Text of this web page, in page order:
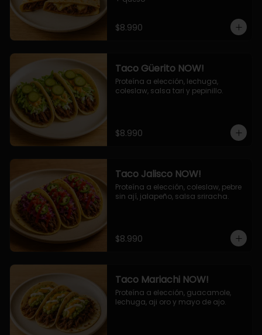
$8.990
Taco Güerito NOW!
Proteína a elección, lechuga,
coleslaw, salsa tari y pepinillo.
$8.990
Taco Jalisco NOW!
Proteína a elección, coleslaw, pebre
sin ají, jalapeño, salsa sriracha.
$8.990
Taco Mariachi NOW!
Proteína a elección, guacamole,
lechuga, aji oro y mayo de ajo.